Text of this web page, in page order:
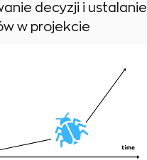
decyzji i ustalanie
w projekcie